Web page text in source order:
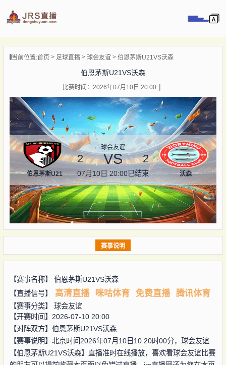
播
闻
当前位置:首页 足球直播 球会友谊 伯恩茅斯U21VS沃森
伯恩茅斯U21VS沃森
比赛时间：2026年07月10日 20:00
伯恩茅斯U21
球会友谊
2 VS 2
07月10日 20:00已结束 沃森
赛事说明
【赛事名称】 伯恩茅斯U21VS沃森
【直播信号】
高清直播 咪咕体育 免费直播 腾讯体育
【赛事分类】 球会友谊
【开赛时间】2026-07-10 20:00
【对阵双方】 伯恩茅斯U21VS沃森
【赛事说明】北京时间2026年07月10日10 20时00分，球会友谊
【伯恩茅斯U21VS沃森】直播准时在线播放，喜欢看球会友谊比赛